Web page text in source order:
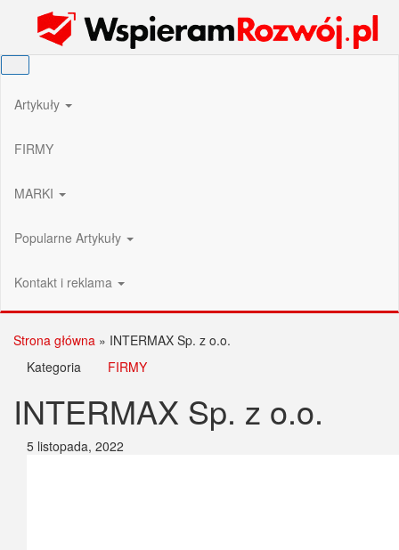
Wspieram Rozwój PL
Artykuły
FIRMY
MARKI
Popularne Artykuły
Kontakt i reklama
Strona główna » INTERMAX Sp. z o.o.
Kategoria
FIRMY
INTERMAX Sp. z o.o.
5 listopada, 2022